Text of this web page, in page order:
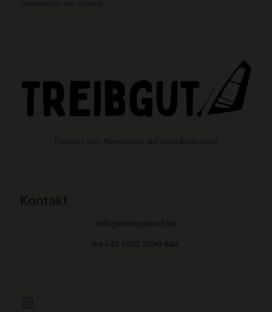
Kontakt
info@treibgutsurf.de
tel:+49 1520 3090 644